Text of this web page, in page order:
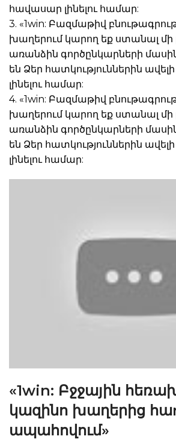
հավասար լինելու համար:
3. «1win: Բազմաթիվ
խաղերում կարող եք ստանալ մի
առանձին գործընկարների
են Ձեր հատկություններին
լինելու համար:
4. «1win: Բազմաթիվ
խաղերում կարող եք ստանալ մի
առանձին գործընկարների
են Ձեր հատկություններին
լինելու համար:
«1win: Բջջային
կազինո խաղերից
ապահովում»